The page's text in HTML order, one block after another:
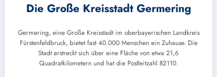
Die Große Kreisstadt Germering
Germering, eine Große Kreisstadt im oberbayerischen Landkreis
Fürstenfeldbruck, bietet fast 40.000 Menschen ein Zuhause. Die
Stadt erstreckt sich über eine Fläche von etwa 21,6
Quadratkilometern und hat die Postleitzahl 82110.